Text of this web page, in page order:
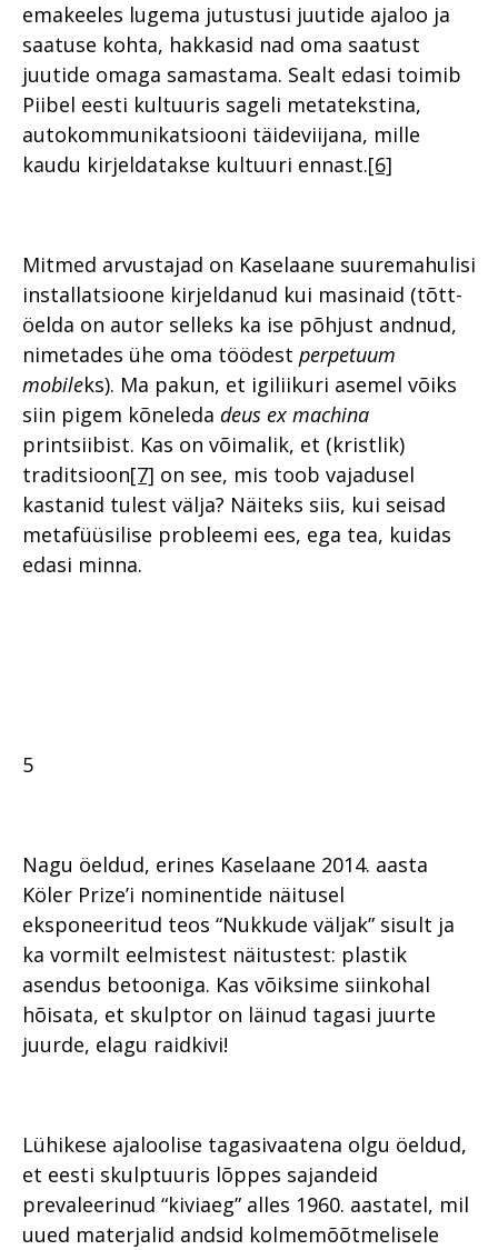
emakeeles lugema jutustusi juutide ajaloo ja
saatuse kohta, hakkasid nad oma saatust
juutide omaga samastama. Sealt edasi toimib
Piibel eesti kultuuris sageli metatekstina,
autokommunikatsiooni täideviijana, mille
kaudu kirjeldatakse kultuuri ennast.[6]
Mitmed arvustajad on Kaselaane suuremahulisi
installatsioone kirjeldanud kui masinaid (tõtt-
öelda on autor selleks ka ise põhjust andnud,
nimetades ühe oma töödest perpetuum
mobileks). Ma pakun, et igiliikuri asemel võiks
siin pigem kõneleda deus ex machina
printsiibist. Kas on võimalik, et (kristlik)
traditsioon[7] on see, mis toob vajadusel
kastanid tulest välja? Näiteks siis, kui seisad
metafüüsilise probleemi ees, ega tea, kuidas
edasi minna.
5
Nagu öeldud, erines Kaselaane 2014. aasta
Köler Prize’i nominentide näitusel
eksponeeritud teos “Nukkude väljak” sisult ja
ka vormilt eelmistest näitustest: plastik
asendus betooniga. Kas võiksime siinkohal
hõisata, et skulptor on läinud tagasi juurte
juurde, elagu raidkivi!
Lühikese ajaloolise tagasivaatena olgu öeldud,
et eesti skulptuuris lõppes sajandeid
prevaleerinud “kiviaeg” alles 1960. aastatel, mil
uued materjalid andsid kolmemõõtmelisele